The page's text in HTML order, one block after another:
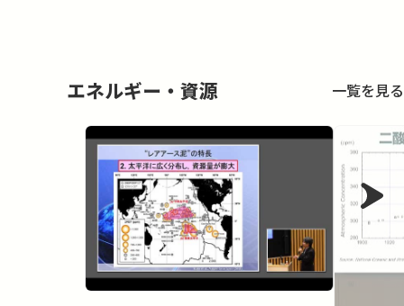
エネルギー・資源 一覧を見る